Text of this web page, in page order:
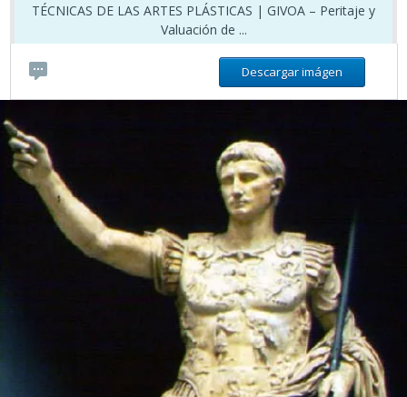
TÉCNICAS DE LAS ARTES PLÁSTICAS | GIVOA – Peritaje y
Valuación de ...
Descargar imágen